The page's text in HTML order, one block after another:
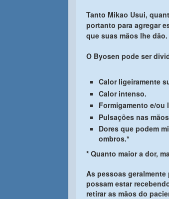
Tanto Mikao Usui,
portanto para agregar
que suas mãos lhe dão.
O Byosen pode ser
Calor ligeiramente
Calor intenso.
Formigamento e/ou
Pulsações nas
Dores que podem
ombros.*
* Quanto maior a dor,
As pessoas
possam estar
retirar as mãos do